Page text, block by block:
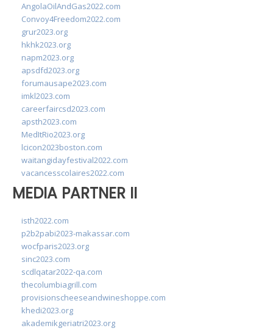
AngolaOilAndGas2022.com
Convoy4Freedom2022.com
grur2023.org
hkhk2023.org
napm2023.org
apsdfd2023.org
forumausape2023.com
imkl2023.com
careerfaircsd2023.com
apsth2023.com
MedItRio2023.org
lcicon2023boston.com
waitangidayfestival2022.com
vacancesscolaires2022.com
MEDIA PARTNER II
isth2022.com
p2b2pabi2023-makassar.com
wocfparis2023.org
sinc2023.com
scdlqatar2022-qa.com
thecolumbiagrill.com
provisionscheeseandwineshoppe.com
khedi2023.org
akademikgeriatri2023.org